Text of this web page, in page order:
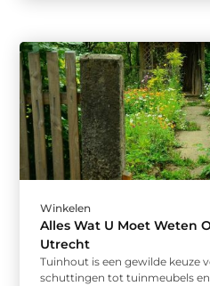
Winkelen
Alles Wat U Moet Weten
Utrecht
Tuinhout is een gewilde keuze
schuttingen tot tuinmeubels en